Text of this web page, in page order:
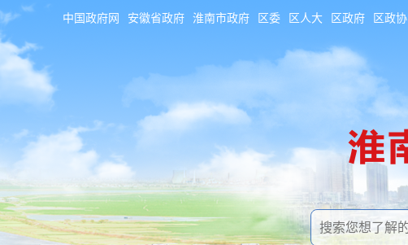
中国政府网 安徽省政府 淮南市政府 区委 区人大 区政府 区政协